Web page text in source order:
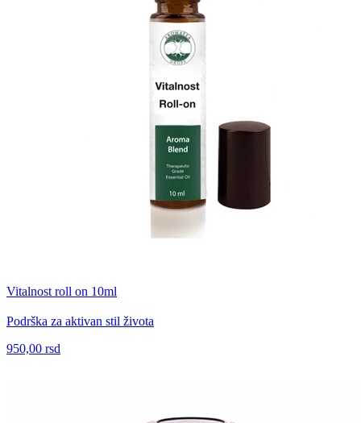
Vitalnost roll on 10ml
Podrška za aktivan stil života
950,00 rsd